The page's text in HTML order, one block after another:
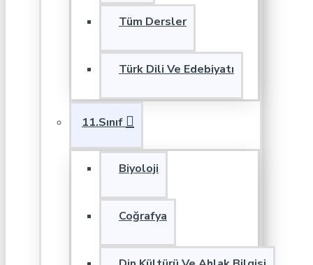
Tüm Dersler
Türk Dili Ve Edebiyatı
11.Sınıf
Biyoloji
Coğrafya